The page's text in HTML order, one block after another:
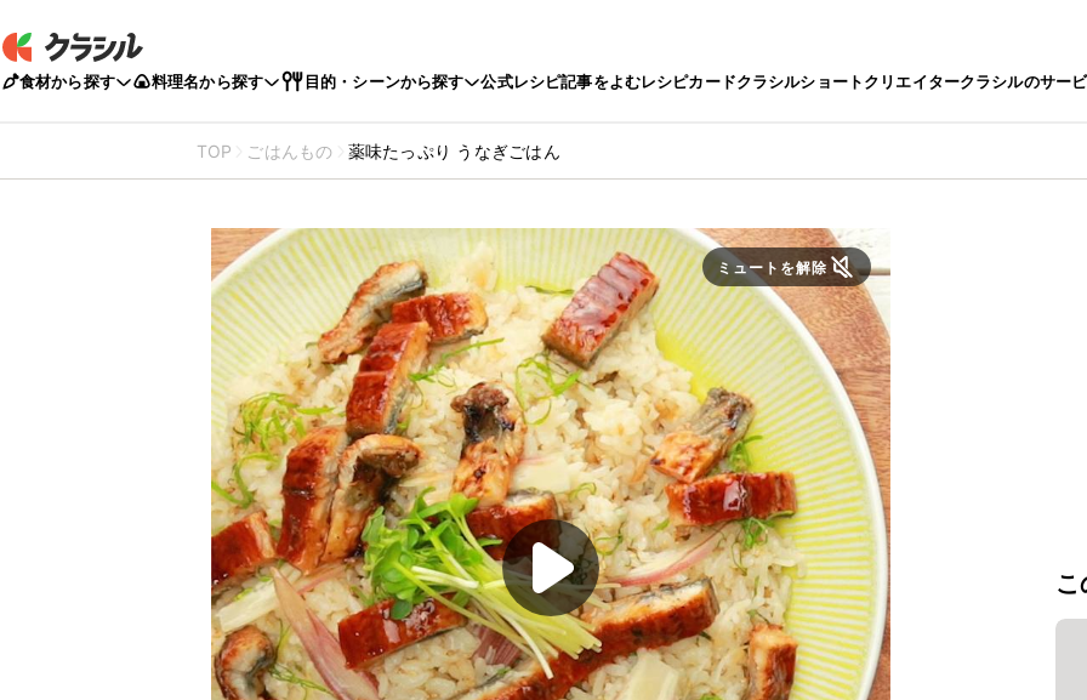
食材から探す 料理名から探す 目的・シーンから探す 公式レシピ記事をよむレシピカードクラシルショートクリエイタークラシルのサー
TOP ごはんもの 薬味たっぷり うなぎごはん
ミュートを解除